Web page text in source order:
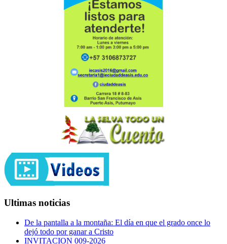
Ultimas noticias
De la pantalla a la montaña: El día en que el grado once lo
dejó todo por ganar a Cristo
INVITACION 009-2026